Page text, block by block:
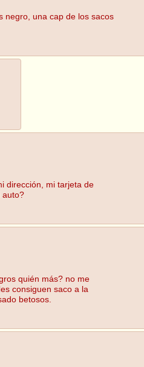
negro, una cap de los sacos
dirección, mi tarjeta de
auto?
quién más? no me
consiguen saco a la
betosos.